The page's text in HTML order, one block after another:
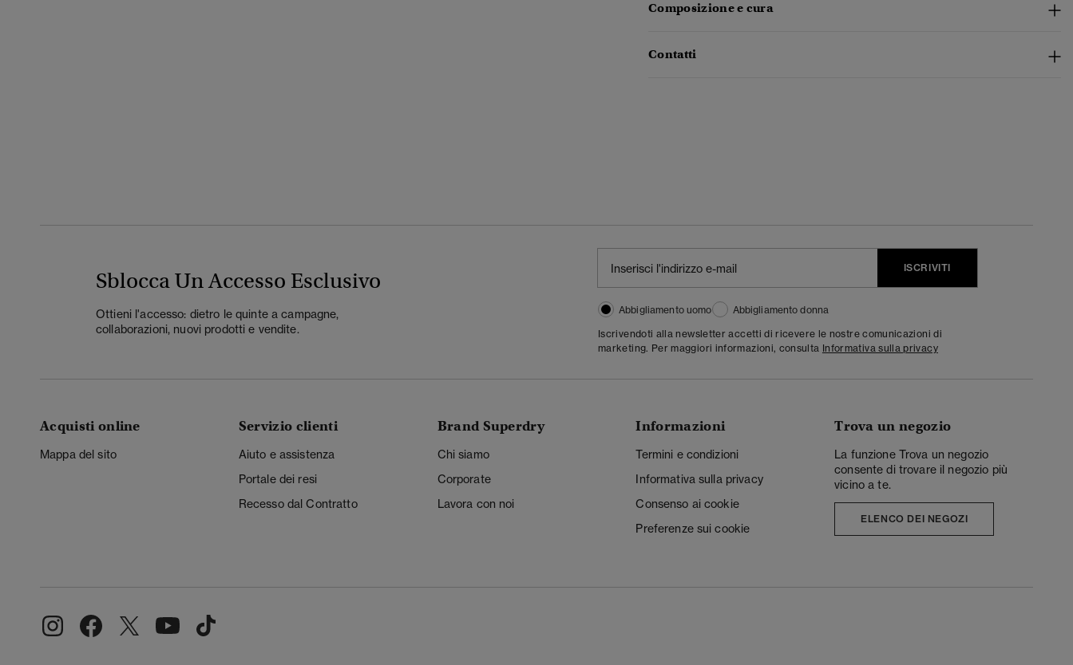
Composizione e cura
Contatti
Sblocca Un Accesso Esclusivo
Ottieni l'accesso: dietro le quinte a campagne,
collaborazioni, nuovi prodotti e vendite.
ISCRIVITI
Abbigliamento uomo
Abbigliamento donna
Iscrivendoti alla newsletter accetti di ricevere le nostre comunicazioni di
marketing. Per maggiori informazioni, consulta Informativa sulla privacy
Acquisti online
Mappa del sito
Servizio clienti
Aiuto e assistenza
Portale dei resi
Recesso dal Contratto
Brand Superdry
Chi siamo
Corporate
Lavora con noi
Informazioni
Termini e condizioni
Informativa sulla privacy
Consenso ai cookie
Preferenze sui cookie
Trova un negozio
La funzione Trova un negozio
consente di trovare il negozio più
vicino a te.
ELENCO DEI NEGOZI